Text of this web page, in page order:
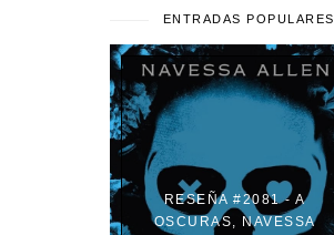
ENTRADAS POPULARES
RESEÑA #2081 - A
OSCURAS, NAVESSA